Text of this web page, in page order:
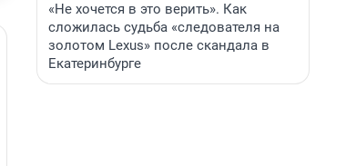
«Не хочется в это верить». Как
сложилась судьба «следователя на
золотом Lexus» после скандала в
Екатеринбурге